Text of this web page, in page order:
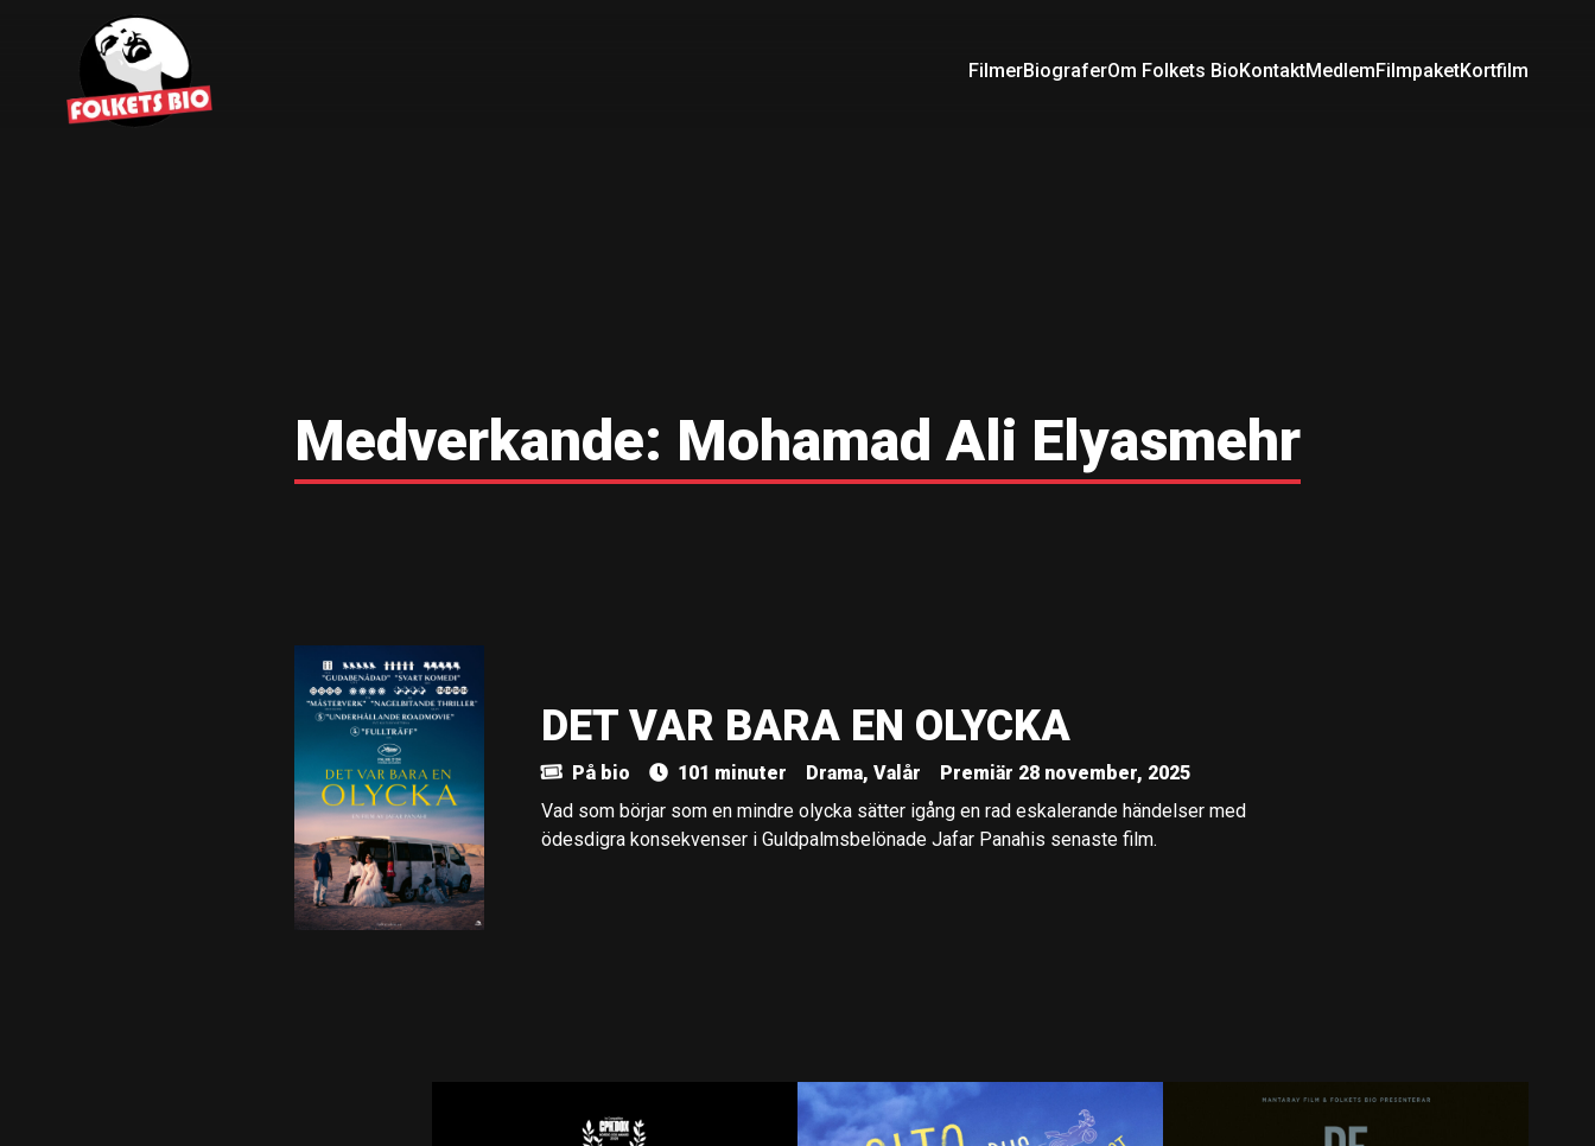
FilmerBiograferOm Folkets BioKontaktMedlemFilmpaketKortfilm
Medverkande: Mohamad Ali Elyasmehr
DET VAR BARA EN OLYCKA
På bio 101 minuter Drama, Valår
Premiär 28 november, 2025
Vad som börjar som en mindre olycka sätter igång en rad eskalerande händelser med
ödesdigra konsekvenser i Guldpalmsbelönade Jafar Panahis senaste film.